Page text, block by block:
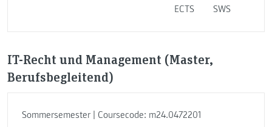
ECTS SWS
IT-Recht und Management (Master,
Berufsbegleitend)
Sommersemester | Coursecode: m24.0472201